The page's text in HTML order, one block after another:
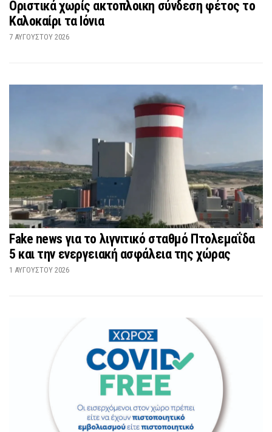
Οριστικά χωρίς ακτοπλοικη σύνδεση φέτος το
Καλοκαίρι τα Ιόνια
7 ΑΥΓΟΎΣΤΟΥ 2026
Fake news για το λιγνιτικό σταθμό Πτολεμαΐδα
5 και την ενεργειακή ασφάλεια της χώρας
1 ΑΥΓΟΎΣΤΟΥ 2026